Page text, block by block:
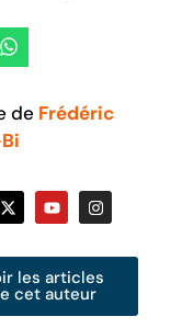
de Frédéric
les articles
cet auteur